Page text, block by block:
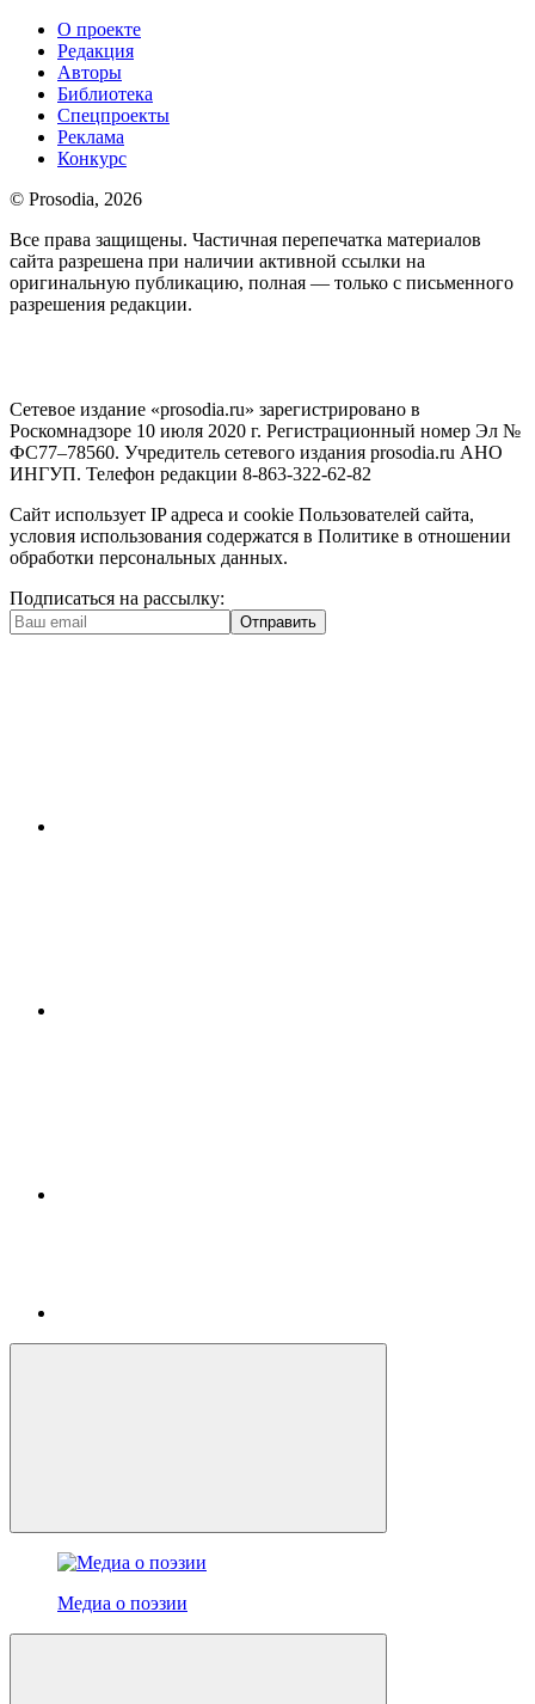
О проекте
Редакция
Авторы
Библиотека
Спецпроекты
Реклама
Конкурс
© Prosodia, 2026
Все права защищены. Частичная перепечатка материалов
сайта разрешена при наличии активной ссылки на
оригинальную публикацию, полная — только с письменного
разрешения редакции.
Сетевое издание «prosodia.ru» зарегистрировано в
Роскомнадзоре 10 июля 2020 г. Регистрационный номер Эл №
ФС77–78560. Учредитель сетевого издания prosodia.ru АНО
ИНГУП. Телефон редакции 8-863-322-62-82
Сайт использует IP адреса и cookie Пользователей сайта,
условия использования содержатся в Политике в отношении
обработки персональных данных.
Подписаться на рассылку:
Отправить
Медиа о поэзии